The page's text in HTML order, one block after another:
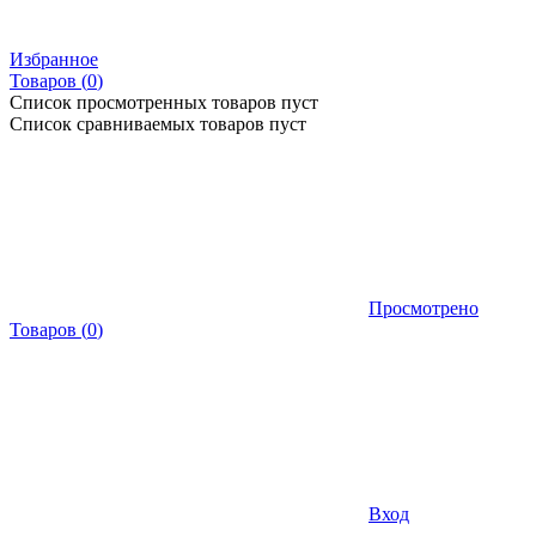
Избранное
Товаров (0)
Список просмотренных товаров пуст
Список сравниваемых товаров пуст
Просмотрено
Товаров (0)
Вход